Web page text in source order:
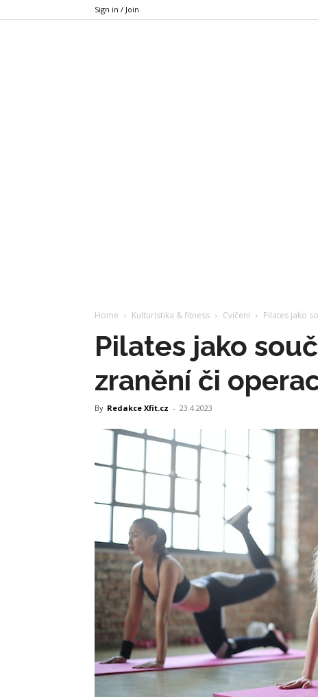
Sign in / Join
Home Kulturistika & fitness Cvičení Pilates jako
Pilates jako
zranění či
By Redakce Xfit.cz - 23.4.2023